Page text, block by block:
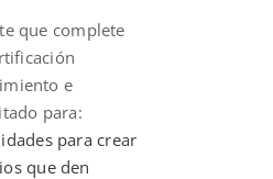
$1,000.00.
que complete
e
para:
para crear
que den